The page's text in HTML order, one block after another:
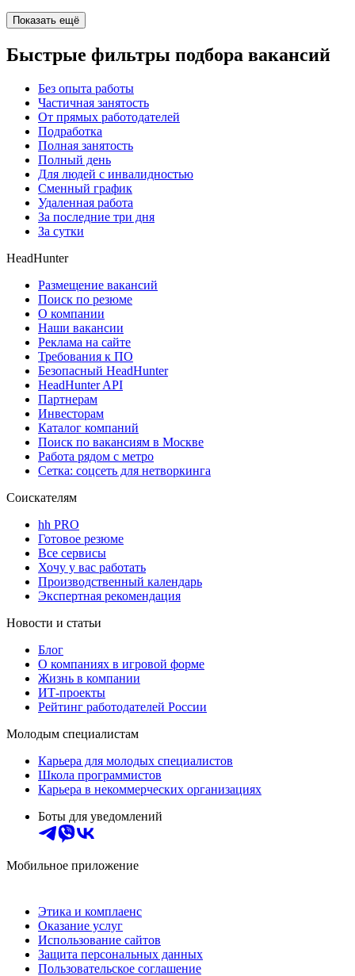
Показать ещё
Быстрые фильтры подбора вакансий
Без опыта работы
Частичная занятость
От прямых работодателей
Подработка
Полная занятость
Полный день
Для людей с инвалидностью
Сменный график
Удаленная работа
За последние три дня
За сутки
HeadHunter
Размещение вакансий
Поиск по резюме
О компании
Наши вакансии
Реклама на сайте
Требования к ПО
Безопасный HeadHunter
HeadHunter API
Партнерам
Инвесторам
Каталог компаний
Поиск по вакансиям в Москве
Работа рядом с метро
Сетка: соцсеть для нетворкинга
Соискателям
hh PRO
Готовое резюме
Все сервисы
Хочу у вас работать
Производственный календарь
Экспертная рекомендация
Новости и статьи
Блог
О компаниях в игровой форме
Жизнь в компании
ИТ-проекты
Рейтинг работодателей России
Молодым специалистам
Карьера для молодых специалистов
Школа программистов
Карьера в некоммерческих организациях
Боты для уведомлений
Мобильное приложение
Этика и комплаенс
Оказание услуг
Использование сайтов
Защита персональных данных
Пользовательское соглашение